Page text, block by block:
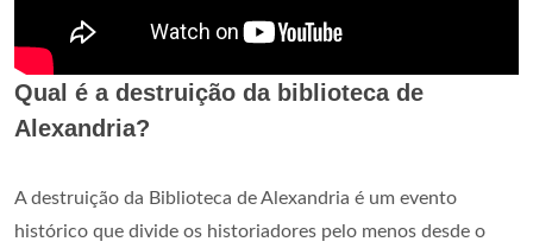
Qual é a destruição da biblioteca de
Alexandria?
A destruição da Biblioteca de Alexandria é um evento
histórico que divide os historiadores pelo menos desde o